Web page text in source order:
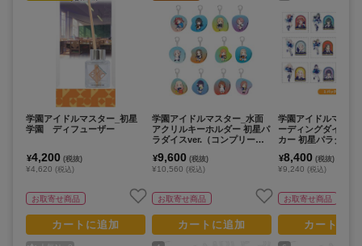
学園アイドルマスター_初星
学園 ディフューザー
¥4,200 (税抜)
¥4,620 (税込)
お取寄せ商品
カートに追加
学園アイドルマスター_水面
アクリルキーホルダー 初星パ
ラダイスver.（コンプリート
¥9,600 (税抜)
¥10,560 (税込)
お取寄せ商品
カートに追加
学園アイドルマスタ
ーディングダイカッ
カー 初星パラダイ
り）
¥8,400 (税抜)
¥9,240 (税込)
お取寄せ商品
カートに